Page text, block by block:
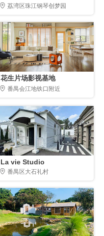
荔湾区珠江钢琴创梦园
花生片场影视基地
番禺会江地铁口附近
La vie Studio
番禺区大石礼村